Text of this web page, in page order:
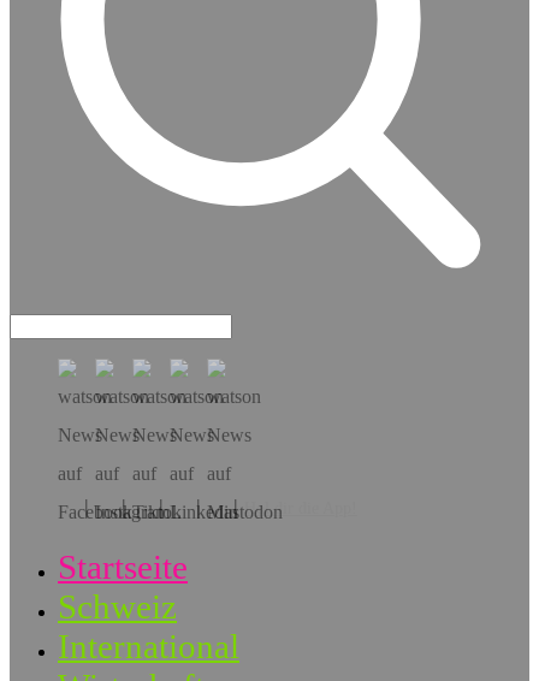
Hol dir die App!
Startseite
Schweiz
International